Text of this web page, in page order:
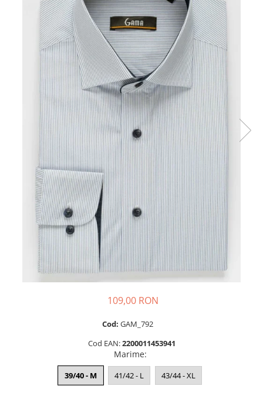
109,00 RON
Cod: GAM_792
Cod EAN:2200011453941
Marime:
39/40 - M 41/42 - L 43/44 - XL